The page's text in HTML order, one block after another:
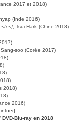
2017 et 2018)
(Inde 2016)
, Tsui Hark (Chine 2018)
Sang-soo (Corée 2017)
2018)
2016)
Blu-ray en 2018